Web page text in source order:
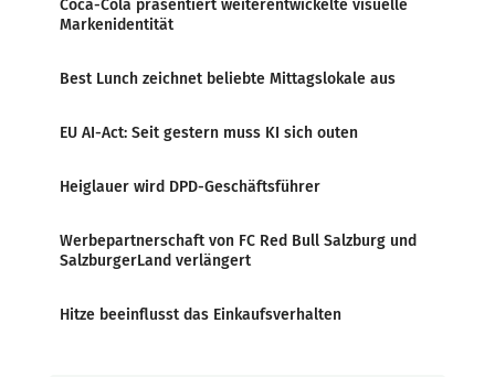
Coca-Cola präsentiert weiterentwickelte visuelle
Markenidentität
Best Lunch zeichnet beliebte Mittagslokale aus
EU AI-Act: Seit gestern muss KI sich outen
Heiglauer wird DPD-Geschäftsführer
Werbepartnerschaft von FC Red Bull Salzburg und
SalzburgerLand verlängert
Hitze beeinflusst das Einkaufsverhalten